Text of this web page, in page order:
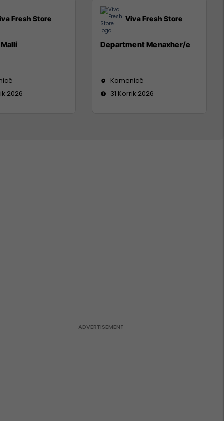
Fresh Store
2026
Viva Fresh Store
Department Menaxher/e
Kamenicë
31 Korrik 2026